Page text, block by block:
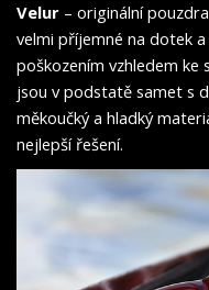
Velur – originální
velmi příjemné na dotek
poškozením vzhledem ke
jsou v podstatě samet s
měkoučký a hladký
nejlepší řešení.